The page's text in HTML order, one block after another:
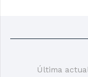
Última